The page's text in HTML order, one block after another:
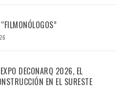
DECONARQ 2026, EL
EN EL SURESTE